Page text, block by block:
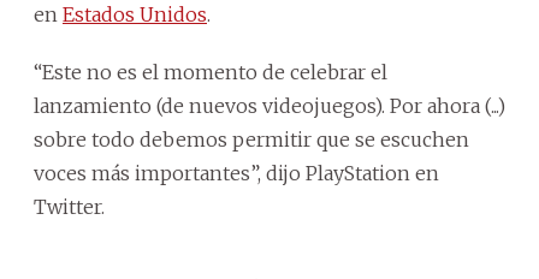
en Estados Unidos.
“Este no es el momento de celebrar el
lanzamiento (de nuevos videojuegos). Por ahora (...)
sobre todo debemos permitir que se escuchen
voces más importantes”, dijo PlayStation en
Twitter.